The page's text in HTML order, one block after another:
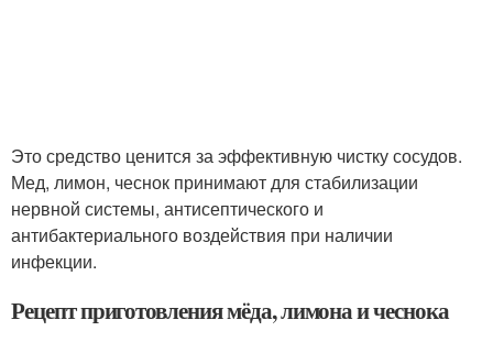
Это средство ценится за эффективную чистку сосудов.
Мед, лимон, чеснок принимают для стабилизации
нервной системы, антисептического и
антибактериального воздействия при наличии
инфекции.
Рецепт приготовления мёда, лимона и чеснока